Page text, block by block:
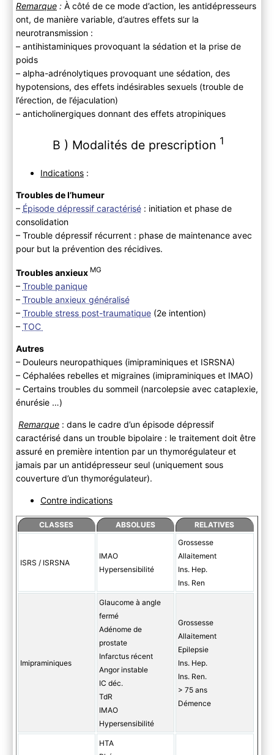
Remarque: À côté de ce mode d’action, les antidépresseurs
ont, de manière variable, d’autres effets sur la
neurotransmission :
– antihistaminiques provoquant la sédation et la prise de
poids
– alpha-adrénolytiques provoquant une sédation, des
hypotensions, des effets indésirables sexuels (trouble de
l’érection, de l’éjaculation)
– anticholinergiques donnant des effets atropiniques
B ) Modalités de prescription 1
Indications:
Troubles de l’humeur
– Épisode dépressif caractérisé: initiation et phase de
consolidation
– Trouble dépressif récurrent : phase de maintenance avec
pour but la prévention des récidives.
Troubles anxieux MG
– Trouble panique
– Trouble anxieux généralisé
– Trouble stress post-traumatique(2e intention)
– TOC
Autres
– Douleurs neuropathiques (imipraminiques et ISRSNA)
– Céphalées rebelles et migraines (imipraminiques et IMAO)
– Certains troubles du sommeil (narcolepsie avec cataplexie,
énurésie …)
Remarque: dans le cadre d’un épisode dépressif
caractérisé dans un trouble bipolaire : le traitement doit être
assuré en première intention par un thymorégulateur et
jamais par un antidépresseur seul (uniquement sous
couverture d’un thymorégulateur).
Contre indications
CLASSES ABSOLUES RELATIVES
ISRS / ISRSNA
IMAO
Hypersensibilité
Grossesse
Allaitement
Ins. Hep.
Ins. Ren
Imipraminiques
Glaucome à angle
fermé
Adénome de
prostate
Infarctus récent
Angor instable
IC déc.
TdR
IMAO
Hypersensibilité
Grossesse
Allaitement
Epilepsie
Ins. Hep.
Ins. Ren.
> 75 ans
Démence
HTA